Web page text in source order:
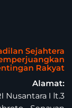
Sejahtera
Rakyat
Alamat:
Nusantara I lt.3